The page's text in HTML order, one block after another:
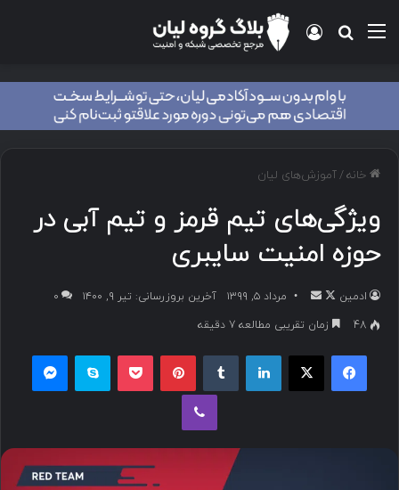
خانه/آموزش‌های لیان
ویژگی‌های تیم قرمز و تیم آبی در
حوزه امنیت سایبری
ادمین مرداد ۵, ۱۳۹۹ آخرین بروزرسانی: تیر ۹, ۱۴۰۰
۰
48
زمان تقریبی مطالعه 7 دقیقه